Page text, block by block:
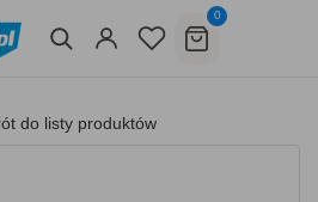
0
do listy produktów